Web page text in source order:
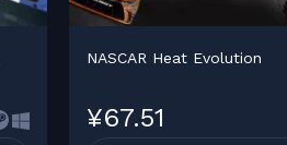
NASCAR Heat Evolution
¥67.51